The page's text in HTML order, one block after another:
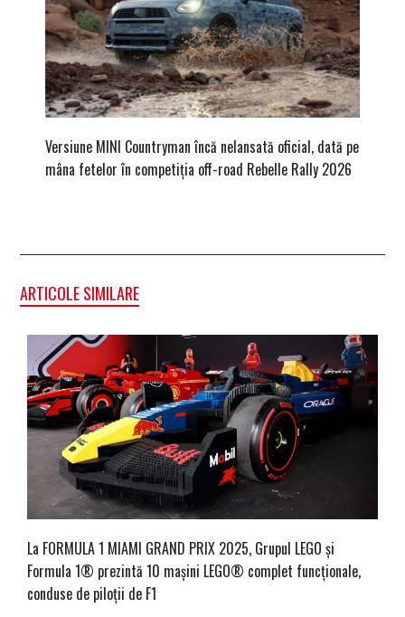
Versiune MINI Countryman încă nelansată oficial, dată pe
mâna fetelor în competiția off-road Rebelle Rally 2026
ARTICOLE SIMILARE
La FORMULA 1 MIAMI GRAND PRIX 2025, Grupul LEGO și
Formula 1® prezintă 10 mașini LEGO® complet funcționale,
conduse de piloții de F1